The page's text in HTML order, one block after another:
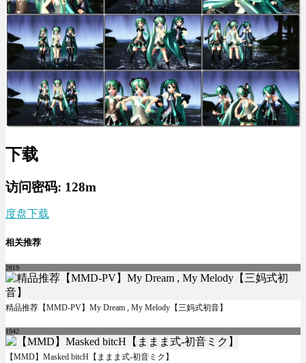
下载
访问密码: 128m
度盘下载
相关推荐
2819
精品推荐【MMD-PV】My Dream , My Melody【三妈式初音】
1942
【MMD】Masked bitcH【ままま式-初音ミク】